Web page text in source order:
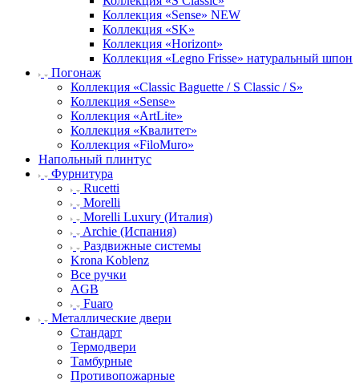
Коллекция «Sense» NEW
Коллекция «SK»
Коллекция «Horizont»
Коллекция «Legno Frisse» натуральный шпон
Погонаж
Коллекция «Classic Baguette / S Classic / S»
Коллекция «Sense»
Коллекция «ArtLite»
Коллекция «Квалитет»
Коллекция «FiloMuro»
Напольный плинтус
Фурнитура
Rucetti
Morelli
Morelli Luxury (Италия)
Archie (Испания)
Раздвижные системы
Krona Koblenz
Все ручки
AGB
Fuaro
Металлические двери
Стандарт
Термодвери
Тамбурные
Противопожарные